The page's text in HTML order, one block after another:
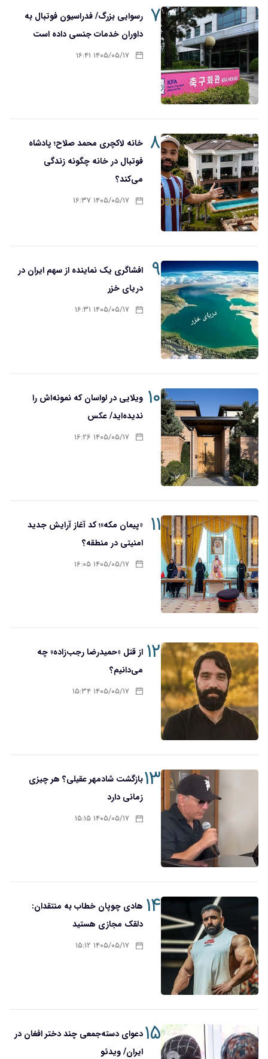
۷ رسوایی بزرگ/ فدراسیون فوتبال به
داوران خدمات جنسی داده است
۱۴۰۵/۰۵/۱۷ ۱۶:۴۱
۸ خانه لاکچری محمد صلاح؛ پادشاه
فوتبال در خانه چگونه زندگی
می‌کند؟
۱۴۰۵/۰۵/۱۷ ۱۶:۳۷
۹
افشاگری یک نماینده از سهم ایران در
دریای خزر
۱۴۰۵/۰۵/۱۷ ۱۶:۳۱
۱۰ ویلایی در لواسان که نمونه‌اش را
ندیده‌اید/ عکس
۱۴۰۵/۰۵/۱۷ ۱۶:۲۶
۱۱
«پیمان مکه»؛ کد آغاز آرایش جدید
امنیتی در منطقه؟
۱۴۰۵/۰۵/۱۷ ۱۶:۰۵
۱۲ از قتل «حمیدرضا رجب‌زاده» چه
می‌دانیم؟
۱۴۰۵/۰۵/۱۷ ۱۵:۳۴
۱۳بازگشت شادمهر عقیلی؟ هر چیزی
زمانی دارد
۱۴۰۵/۰۵/۱۷ ۱۵:۱۵
۱۴ هادی چوپان خطاب به منتقدان:
دلقک مجازی هستید
۱۴۰۵/۰۵/۱۷ ۱۵:۱۲
۱۵دعوای دسته‌جمعی چند دختر افغان در
ایران/ ویدئو